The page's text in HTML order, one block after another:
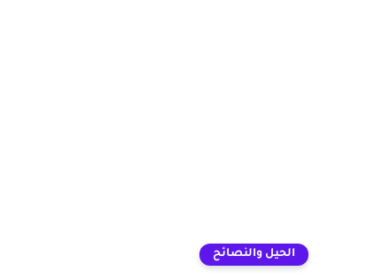
الحيل والنصائح